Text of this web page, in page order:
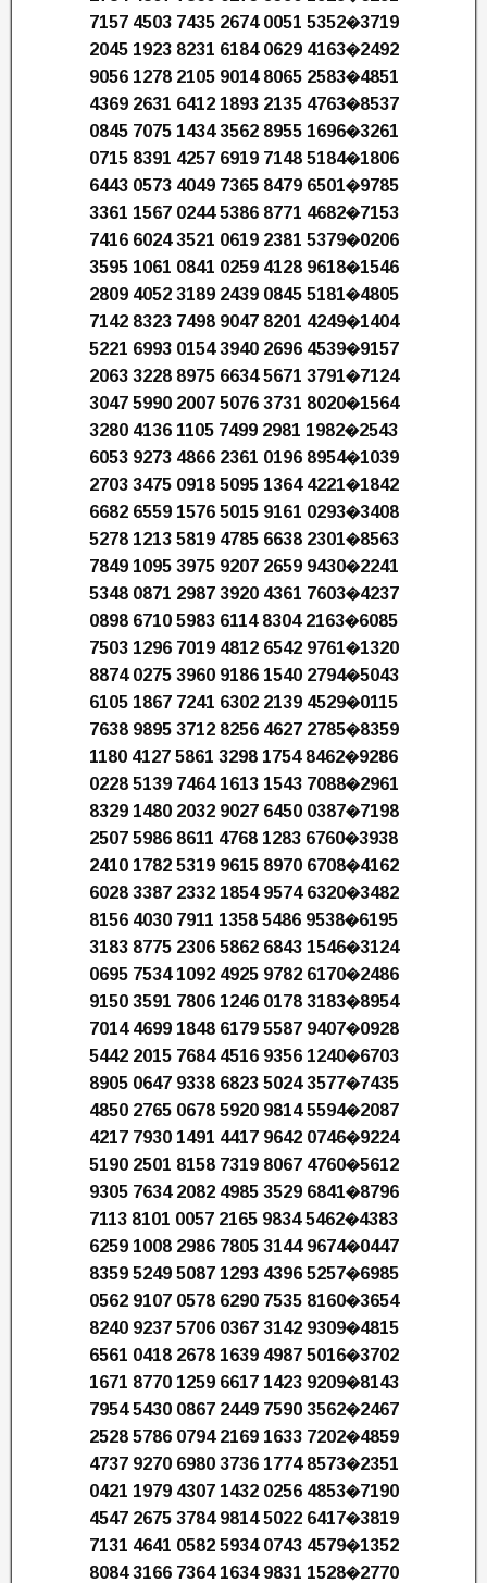
7157 4503 7435 2674 0051 5352�3719
2045 1923 8231 6184 0629 4163�2492
9056 1278 2105 9014 8065 2583�4851
4369 2631 6412 1893 2135 4763�8537
0845 7075 1434 3562 8955 1696�3261
0715 8391 4257 6919 7148 5184�1806
6443 0573 4049 7365 8479 6501�9785
3361 1567 0244 5386 8771 4682�7153
7416 6024 3521 0619 2381 5379�0206
3595 1061 0841 0259 4128 9618�1546
2809 4052 3189 2439 0845 5181�4805
7142 8323 7498 9047 8201 4249�1404
5221 6993 0154 3940 2696 4539�9157
2063 3228 8975 6634 5671 3791�7124
3047 5990 2007 5076 3731 8020�1564
3280 4136 1105 7499 2981 1982�2543
6053 9273 4866 2361 0196 8954�1039
2703 3475 0918 5095 1364 4221�1842
6682 6559 1576 5015 9161 0293�3408
5278 1213 5819 4785 6638 2301�8563
7849 1095 3975 9207 2659 9430�2241
5348 0871 2987 3920 4361 7603�4237
0898 6710 5983 6114 8304 2163�6085
7503 1296 7019 4812 6542 9761�1320
8874 0275 3960 9186 1540 2794�5043
6105 1867 7241 6302 2139 4529�0115
7638 9895 3712 8256 4627 2785�8359
1180 4127 5861 3298 1754 8462�9286
0228 5139 7464 1613 1543 7088�2961
8329 1480 2032 9027 6450 0387�7198
2507 5986 8611 4768 1283 6760�3938
2410 1782 5319 9615 8970 6708�4162
6028 3387 2332 1854 9574 6320�3482
8156 4030 7911 1358 5486 9538�6195
3183 8775 2306 5862 6843 1546�3124
0695 7534 1092 4925 9782 6170�2486
9150 3591 7806 1246 0178 3183�8954
7014 4699 1848 6179 5587 9407�0928
5442 2015 7684 4516 9356 1240�6703
8905 0647 9338 6823 5024 3577�7435
4850 2765 0678 5920 9814 5594�2087
4217 7930 1491 4417 9642 0746�9224
5190 2501 8158 7319 8067 4760�5612
9305 7634 2082 4985 3529 6841�8796
7113 8101 0057 2165 9834 5462�4383
6259 1008 2986 7805 3144 9674�0447
8359 5249 5087 1293 4396 5257�6985
0562 9107 0578 6290 7535 8160�3654
8240 9237 5706 0367 3142 9309�4815
6561 0418 2678 1639 4987 5016�3702
1671 8770 1259 6617 1423 9209�8143
7954 5430 0867 2449 7590 3562�2467
2528 5786 0794 2169 1633 7202�4859
4737 9270 6980 3736 1774 8573�2351
0421 1979 4307 1432 0256 4853�7190
4547 2675 3784 9814 5022 6417�3819
7131 4641 0582 5934 0743 4579�1352
8084 3166 7364 1634 9831 1528�2770